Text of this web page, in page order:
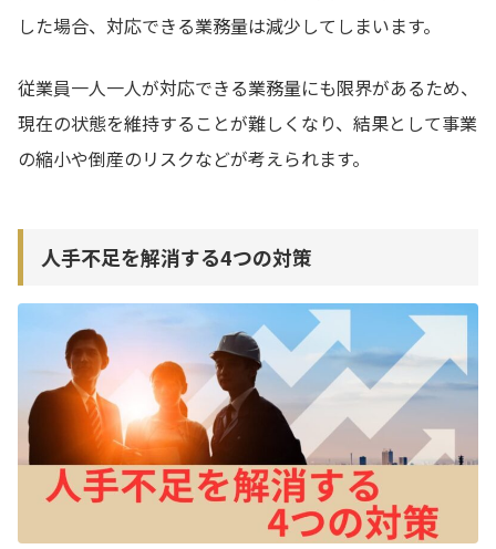
した場合、対応できる業務量は減少してしまいます。
従業員一人一人が対応できる業務量にも限界があるため、
現在の状態を維持することが難しくなり、結果として事業
の縮小や倒産のリスクなどが考えられます。
人手不足を解消する4つの対策